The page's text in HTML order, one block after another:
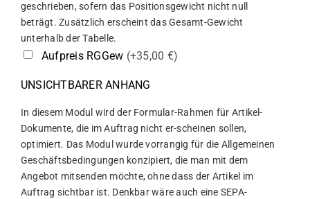
geschrieben, sofern das Positionsgewicht nicht null
beträgt. Zusätzlich erscheint das Gesamt-Gewicht
unterhalb der Tabelle.
Aufpreis RGGew (+35,00 €)
UNSICHTBARER ANHANG
In diesem Modul wird der Formular-Rahmen für Artikel-
Dokumente, die im Auftrag nicht er-scheinen sollen,
optimiert. Das Modul wurde vorrangig für die Allgemeinen
Geschäftsbedingungen konzipiert, die man mit dem
Angebot mitsenden möchte, ohne dass der Artikel im
Auftrag sichtbar ist. Denkbar wäre auch eine SEPA-